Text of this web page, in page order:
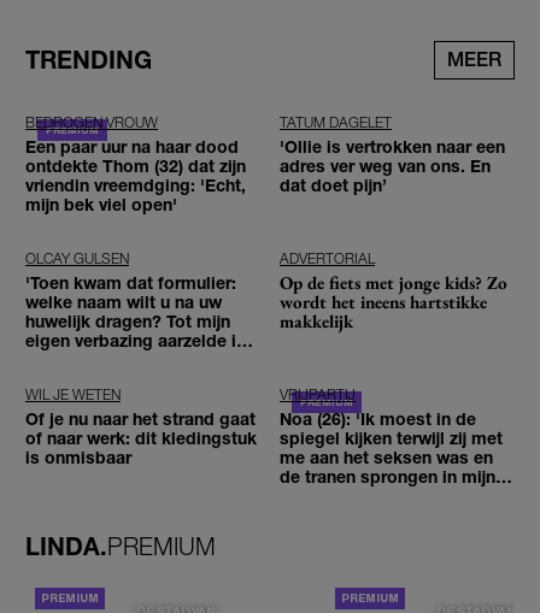
TRENDING MEER
BEDROGEN VROUW
Een paar uur na haar dood
ontdekte Thom (32) dat zijn
vriendin vreemdging: 'Echt,
mijn bek viel open'
TATUM DAGELET
'Ollie is vertrokken naar een
adres ver weg van ons. En
dat doet pijn’
OLCAY GULSEN
'Toen kwam dat formulier:
welke naam wilt u na uw
huwelijk dragen? Tot mijn
eigen verbazing aarzelde ik
ADVERTORIAL
Op de fiets met jonge kids? Zo
wordt het ineens hartstikke
makkelijk
WIL JE WETEN
Of je nu naar het strand gaat
of naar werk: dit kledingstuk
is onmisbaar
VRIJPARTIJ
Noa (26): 'Ik moest in de
spiegel kijken terwijl zij met
me aan het seksen was en
de tranen sprongen in mijn
LINDA.PREMIUM